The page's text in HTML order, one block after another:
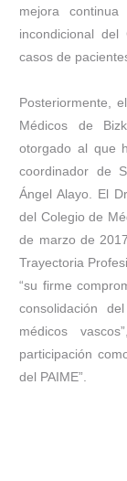
mejora
incondicional
casos de
Posteriormente,
Médicos de
otorgado al que
coordinador de
Ángel Alayo. El
del Colegio de
de marzo de
Trayectoria
“su firme
consolidación
médicos
participación
del PAIME”.